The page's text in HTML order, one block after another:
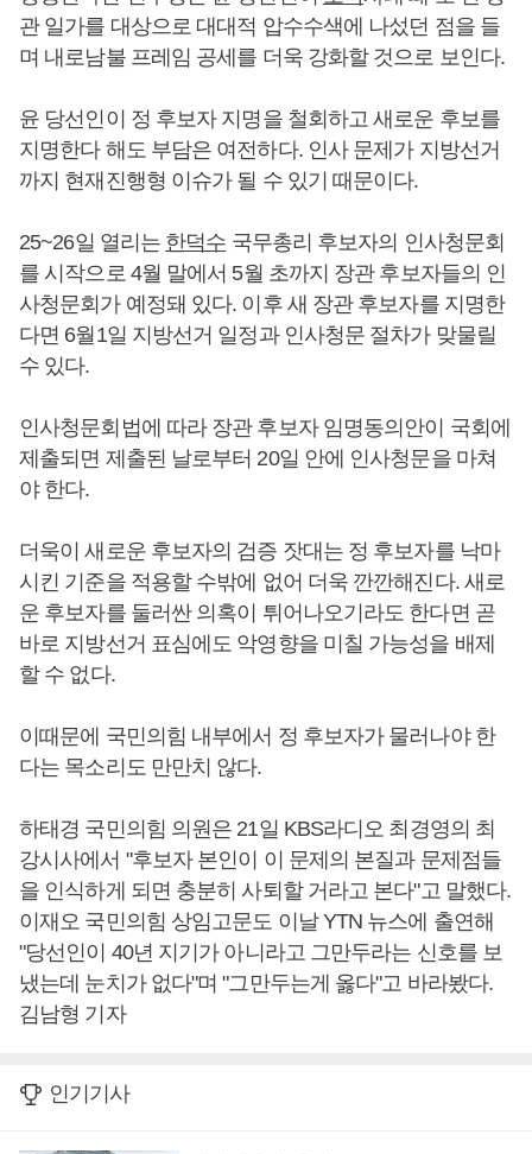
관 일가를 대상으로 대대적 압수수색에 나섰던 점을 들
며 내로남불 프레임 공세를 더욱 강화할 것으로 보인다.
윤 당선인이 정 후보자 지명을 철회하고 새로운 후보를
지명한다 해도 부담은 여전하다. 인사 문제가 지방선거
까지 현재진행형 이슈가 될 수 있기 때문이다.
25~26일 열리는 한덕수 국무총리 후보자의 인사청문회
를 시작으로 4월 말에서 5월 초까지 장관 후보자들의 인
사청문회가 예정돼 있다. 이후 새 장관 후보자를 지명한
다면 6월1일 지방선거 일정과 인사청문 절차가 맞물릴
수 있다.
인사청문회법에 따라 장관 후보자 임명동의안이 국회에
제출되면 제출된 날로부터 20일 안에 인사청문을 마쳐
야 한다.
더욱이 새로운 후보자의 검증 잣대는 정 후보자를 낙마
시킨 기준을 적용할 수밖에 없어 더욱 깐깐해진다. 새로
운 후보자를 둘러싼 의혹이 튀어나오기라도 한다면 곧
바로 지방선거 표심에도 악영향을 미칠 가능성을 배제
할 수 없다.
이때문에 국민의힘 내부에서 정 후보자가 물러나야 한
다는 목소리도 만만치 않다.
하태경 국민의힘 의원은 21일 KBS라디오 최경영의 최
강시사에서 "후보자 본인이 이 문제의 본질과 문제점들
을 인식하게 되면 충분히 사퇴할 거라고 본다"고 말했다.
이재오 국민의힘 상임고문도 이날 YTN 뉴스에 출연해
"당선인이 40년 지기가 아니라고 그만두라는 신호를 보
냈는데 눈치가 없다"며 "그만두는게 옳다"고 바라봤다.
김남형 기자
인기기사